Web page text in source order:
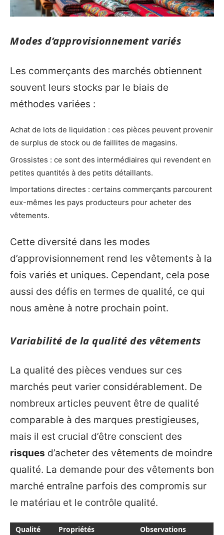
Modes d’approvisionnement variés
Les commerçants des marchés obtiennent
souvent leurs stocks par le biais de
méthodes variées :
Achat de lots de liquidation : ces pièces peuvent provenir
de surplus de stock ou de faillites de magasins.
Grossistes : ce sont des intermédiaires qui revendent en
petites quantités à des petits détaillants.
Importations directes : certains commerçants parcourent
eux-mêmes les pays producteurs pour acheter des
vêtements.
Cette diversité dans les modes
d’approvisionnement rend les vêtements à la
fois variés et uniques. Cependant, cela pose
aussi des défis en termes de qualité, ce qui
nous amène à notre prochain point.
Variabilité de la qualité des vêtements
La qualité des pièces vendues sur ces
marchés peut varier considérablement. De
nombreux articles peuvent être de qualité
comparable à des marques prestigieuses,
mais il est crucial d’être conscient des
risques d’acheter des vêtements de moindre
qualité. La demande pour des vêtements bon
marché entraîne parfois des compromis sur
le matériau et le contrôle qualité.
Qualité Propriétés Observations